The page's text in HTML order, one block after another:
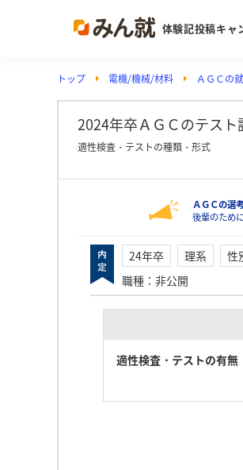
体験記投稿キャ
トップ 電機/機械/材料 ＡＧＣの
2024年卒ＡＧＣのテス
適性検査・テストの種類・形式
ＡＧＣの選
後輩のため
24年卒 理系 性
職種 ： 非公開
適性検査・テストの有無